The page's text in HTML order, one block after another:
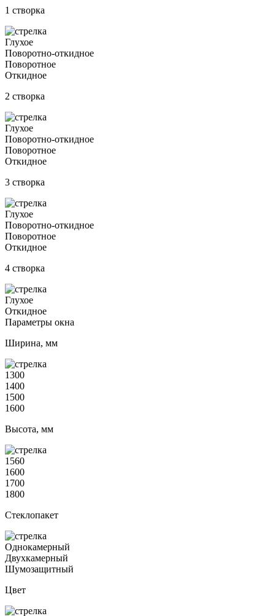
1 створка
Глухое
Поворотно-откидное
Поворотное
Откидное
2 створка
Глухое
Поворотно-откидное
Поворотное
Откидное
3 створка
Глухое
Поворотно-откидное
Поворотное
Откидное
4 створка
Глухое
Откидное
Параметры окна
Ширина, мм
1300
1400
1500
1600
Высота, мм
1560
1600
1700
1800
Стеклопакет
Однокамерный
Двухкамерный
Шумозащитный
Цвет